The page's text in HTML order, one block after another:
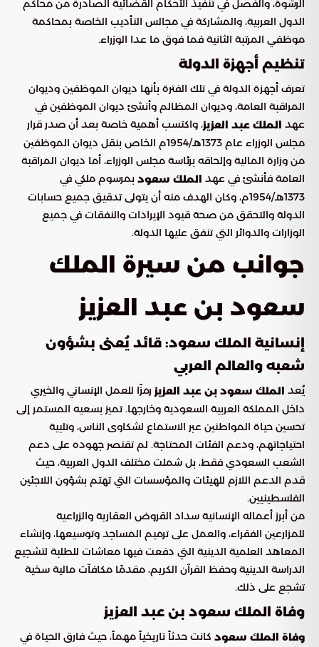
الرشوة، والفصل في تنفيذ الأحكام القضائية الصادرة من محاكم
الدول العربية، والمشاركة في مجالس التأديب الخاصة بمحاكمة
موظفي المرتبة الثانية فما فوق ما عدا الوزراء.
تنظيم أجهزة الدولة
تعرف أجهزة الدولة في تلك الفترة بأنها ديوان الموظفين وديوان
المراقبة العامة، وديوان المظالم وأنشئ ديوان الموظفين في
عهد الملك عبد العزيز، واكتسب أهمية خاصة بعد أن صدر قرار
مجلس الوزراء عام 1373هـ/1954م الخاص بنقل ديوان الموظفين
من وزارة المالية وإلحاقه برئاسة مجلس الوزراء، أما ديوان المراقبة
العامة فأنشئ في عهد الملك سعود بمرسوم ملكي في
1373هـ/1954م، وكان الهدف منه أن يتولى تدقيق جميع حسابات
الدولة والتحقق من صحة قيود الإيرادات والنفقات في جميع
الوزارات والدوائر التي تنفق عليها الدولة.
جوانب من سيرة الملك
سعود بن عبد العزيز
إنسانية الملك سعود: قائد يُعنى بشؤون
شعبه والعالم العربي
يُعد الملك سعود بن عبد العزيز رمزًا للعمل الإنساني والخيري
داخل المملكة العربية السعودية وخارجها. تميز بسعيه المستمر إلى
تحسين حياة المواطنين عبر الاستماع لشكاوى الناس، وتلبية
احتياجاتهم، ودعم الفئات المحتاجة. لم تقتصر جهوده على دعم
الشعب السعودي فقط، بل شملت مختلف الدول العربية، حيث
قدم الدعم اللازم للهيئات والمؤسسات التي تهتم بشؤون اللاجئين
الفلسطينيين.
من أبرز أعماله الإنسانية سداد القروض العقارية والزراعية
للمزارعين الفقراء، والعمل على ترميم المساجد وتوسيعها، وإنشاء
المعاهد العلمية الدينية التي دفعت فيها معاشات للطلبة لتشجيع
الدراسة الدينية وحفظ القرآن الكريم، مقدمًا مكافآت مالية سخية
تشجع على ذلك.
وفاة الملك سعود بن عبد العزيز
وفاة الملك سعود كانت حدثاً تاريخياً مهماً، حيث فارق الحياة في